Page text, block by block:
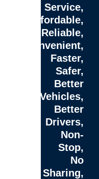
Service,
Affordable,
Reliable,
Convenient,
Faster,
Safer,
Better
Vehicles,
Better
Drivers,
Non-
Stop,
No
Sharing,